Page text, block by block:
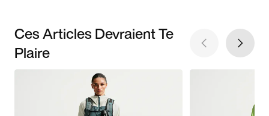
Ces Articles Devraient Te
Plaire